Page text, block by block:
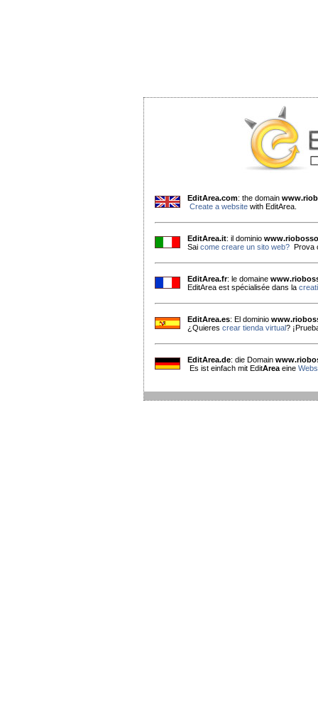
EditArea.com: the domain
Create a website with EditArea.
EditArea.it: il dominio
Sai come creare un sito web? Prova
EditArea.fr: le domaine
EditArea est spécialisée dans la
EditArea.es: El dominio
¿Quieres crear tienda virtual?
EditArea.de: die Domain
Es ist einfach mit EditArea eine